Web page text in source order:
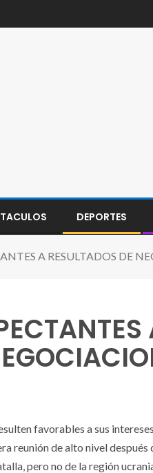
DEPORTES
A RESULTADOS DE
favorables a sus
reunión de alto nivel
pero no de la región